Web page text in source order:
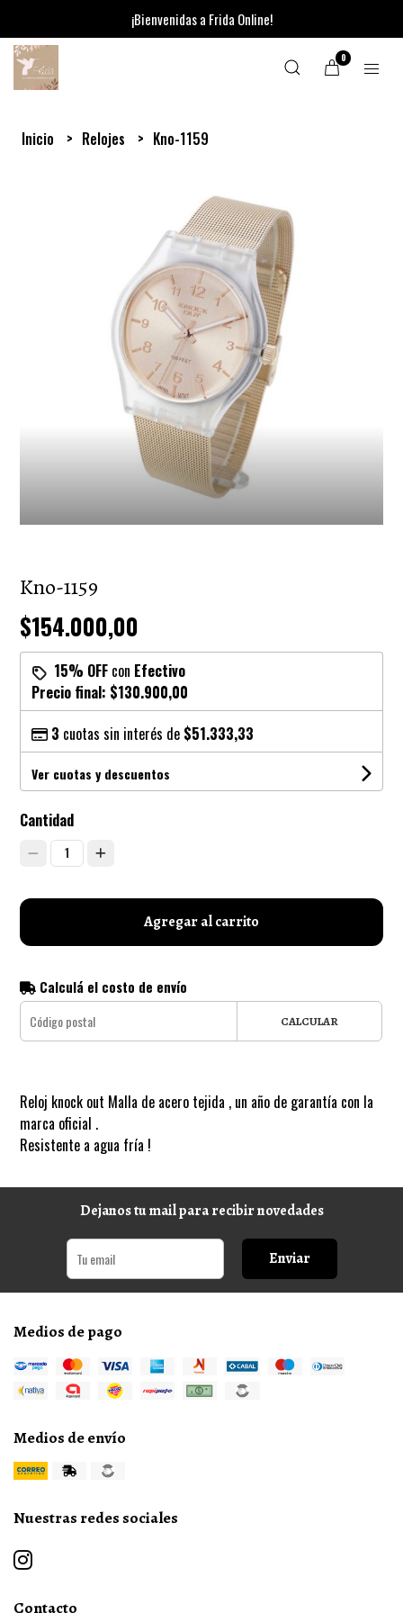
¡Bienvenidas a Frida Online!
0
Inicio Relojes Kno-1159
Kno-1159
$154.000,00
15% OFF con Efectivo
Precio final: $130.900,00
3 cuotas sin interés de $51.333,33
Ver cuotas y descuentos
Cantidad
1
Agregar al carrito
Calculá el costo de envío
CALCULAR
Reloj knock out Malla de acero tejida , un año de garantía con la
marca oficial .
Resistente a agua fría !
Dejanos tu mail para recibir novedades
Enviar
Medios de pago
Medios de envío
Nuestras redes sociales
Contacto